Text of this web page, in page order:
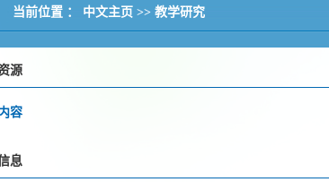
当前位置 ： 中文主页 >> 教学研究
源
容
息